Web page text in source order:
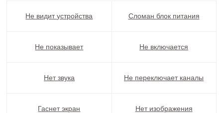
Не видит устройства Сломан блок питания
Не показывает Не включается
Нет звука Не переключает каналы
Гаснет экран Нет изображения